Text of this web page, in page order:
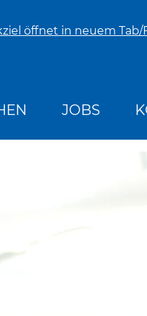
öffnet in neuem Tab/
JOBS